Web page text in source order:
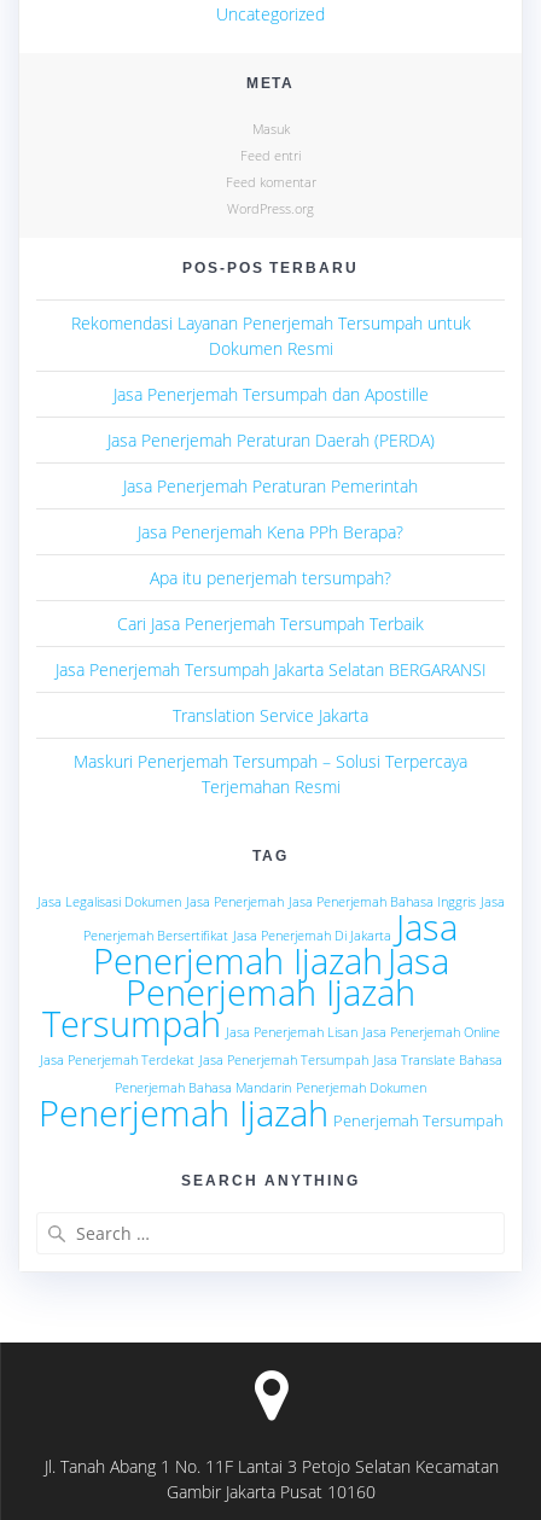
Uncategorized
META
Masuk
Feed entri
Feed komentar
WordPress.org
POS-POS TERBARU
Rekomendasi Layanan Penerjemah Tersumpah untuk
Dokumen Resmi
Jasa Penerjemah Tersumpah dan Apostille
Jasa Penerjemah Peraturan Daerah (PERDA)
Jasa Penerjemah Peraturan Pemerintah
Jasa Penerjemah Kena PPh Berapa?
Apa itu penerjemah tersumpah?
Cari Jasa Penerjemah Tersumpah Terbaik
Jasa Penerjemah Tersumpah Jakarta Selatan BERGARANSI
Translation Service Jakarta
Maskuri Penerjemah Tersumpah – Solusi Terpercaya
Terjemahan Resmi
TAG
Jasa Legalisasi Dokumen Jasa Penerjemah Jasa Penerjemah Bahasa Inggris Jasa
Penerjemah Bersertifikat Jasa Penerjemah Di Jakarta Jasa
Penerjemah Ijazah Jasa
Penerjemah Ijazah
Tersumpah Jasa Penerjemah Lisan Jasa Penerjemah Online
Jasa Penerjemah Terdekat Jasa Penerjemah Tersumpah Jasa Translate Bahasa
Penerjemah Bahasa Mandarin Penerjemah Dokumen
Penerjemah Ijazah Penerjemah Tersumpah
SEARCH ANYTHING
Jl. Tanah Abang 1 No. 11F Lantai 3 Petojo Selatan Kecamatan
Gambir Jakarta Pusat 10160